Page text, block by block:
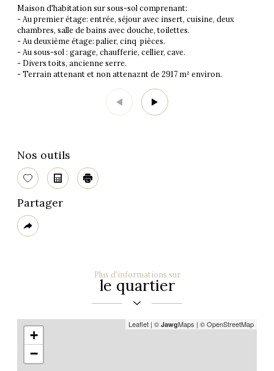
Maison d'habitation sur sous-sol comprenant:
- Au premier étage: entrée, séjour avec insert, cuisine, deux
chambres, salle de bains avec douche, toilettes.
- Au deuxième étage: palier, cinq pièces.
- Au sous-sol : garage, chaufferie, cellier, cave.
- Divers toits, ancienne serre.
- Terrain attenant et non attenaznt de 2917 m² environ.
Nos outils
SélectionnerCalculatriceImprimer
Partager
Plus
de
Plus d'informations sur
le quartier
+
−
Leaflet | © JawgMaps | © OpenStreetMap